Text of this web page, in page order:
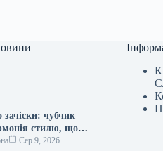
чубчик
стилю, що
та дивує
Сер 9, 2026